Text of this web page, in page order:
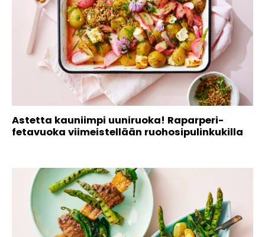
Astetta kauniimpi uuniruoka! Raparperi-
fetavuoka viimeistellään ruohosipulinkukilla